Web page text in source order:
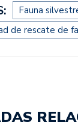
Fauna
de rescate de